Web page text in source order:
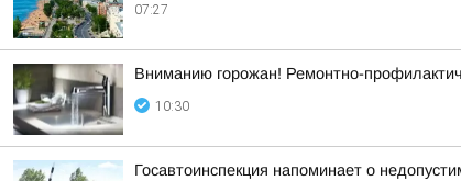
07:27
Вниманию горожан! Ремонтно-
10:30
Госавтоинспекция напоминает о